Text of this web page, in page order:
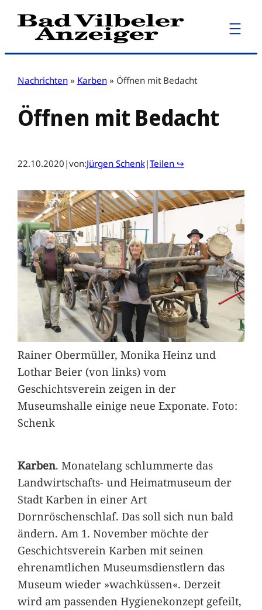
Zum
Inhalt
Nachrichten » Karben » Öffnen mit Bedacht
Öffnen mit Bedacht
22.10.2020 |von:Jürgen Schenk|Teilen ↪
Rainer Obermüller, Monika Heinz und
Lothar Beier (von links) vom
Geschichtsverein zeigen in der
Museumshalle einige neue Exponate. Foto:
Schenk
Karben. Monatelang schlummerte das
Landwirtschafts- und Heimatmuseum der
Stadt Karben in einer Art
Dornröschenschlaf. Das soll sich nun bald
ändern. Am 1. November möchte der
Geschichtsverein Karben mit seinen
ehrenamtlichen Museumsdienstlern das
Museum wieder »wachküssen«. Derzeit
wird am passenden Hygienekonzept gefeilt,